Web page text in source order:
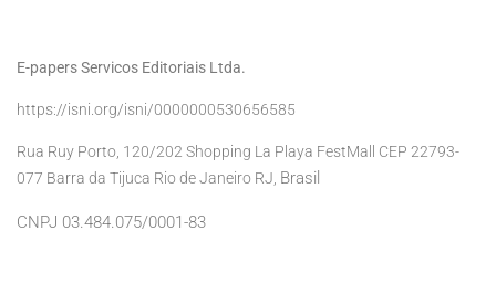
E-papers Servicos Editoriais Ltda.
https://isni.org/isni/0000000530656585
Rua Ruy Porto, 120/202 Shopping La Playa FestMall CEP 22793-
077 Barra da Tijuca Rio de Janeiro RJ, Brasil
CNPJ 03.484.075/0001-83